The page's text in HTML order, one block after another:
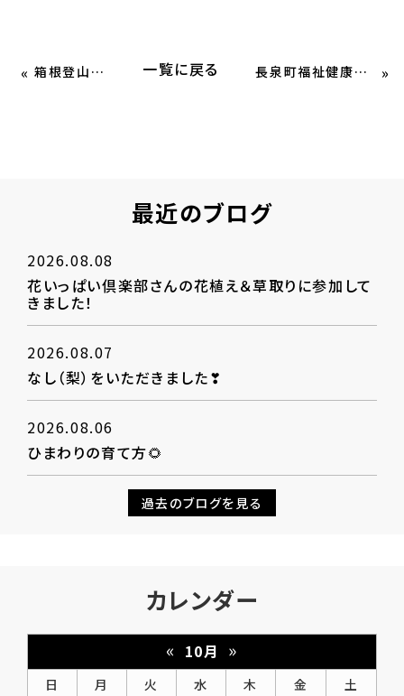
« 箱根登山鉄道 一覧に戻る 長泉町福祉健康まつり🎉 »
最近のブログ
2026.08.08
花いっぱい倶楽部さんの花植え＆草取りに参加して
きました！
2026.08.07
なし（梨）をいただきました❣
2026.08.06
ひまわりの育て方🌻
過去のブログを見る
カレンダー
« 10月 »
日 月 火 水 木 金
土